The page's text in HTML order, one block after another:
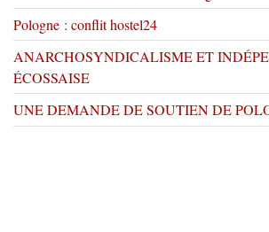
Pologne : conflit hostel24
ANARCHOSYNDICALISME ET
ÉCOSSAISE
UNE DEMANDE DE SOUTIEN DE